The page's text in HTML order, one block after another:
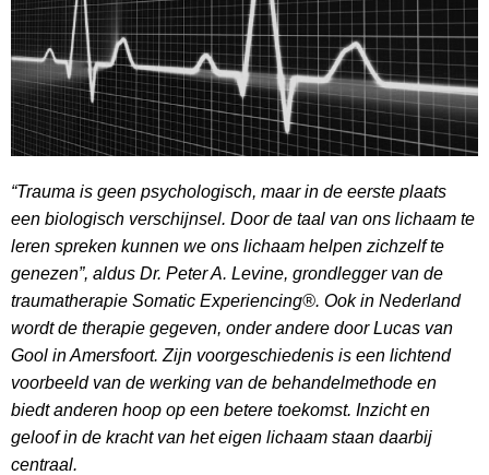
“Trauma is geen psychologisch, maar in de eerste plaats
een biologisch verschijnsel. Door de taal van ons lichaam te
leren spreken kunnen we ons lichaam helpen zichzelf te
genezen”, aldus Dr. Peter A. Levine, grondlegger van de
traumatherapie Somatic Experiencing®. Ook in Nederland
wordt de therapie gegeven, onder andere door Lucas van
Gool in Amersfoort. Zijn voorgeschiedenis is een lichtend
voorbeeld van de werking van de behandelmethode en
biedt anderen hoop op een betere toekomst. Inzicht en
geloof in de kracht van het eigen lichaam staan daarbij
centraal.